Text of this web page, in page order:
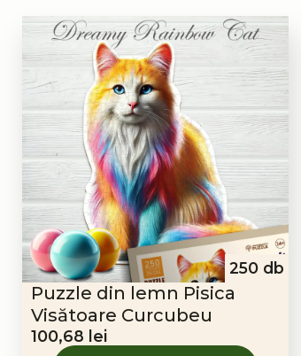
250 db
Puzzle din lemn Pisica
Visătoare Curcubeu
100,68 lei